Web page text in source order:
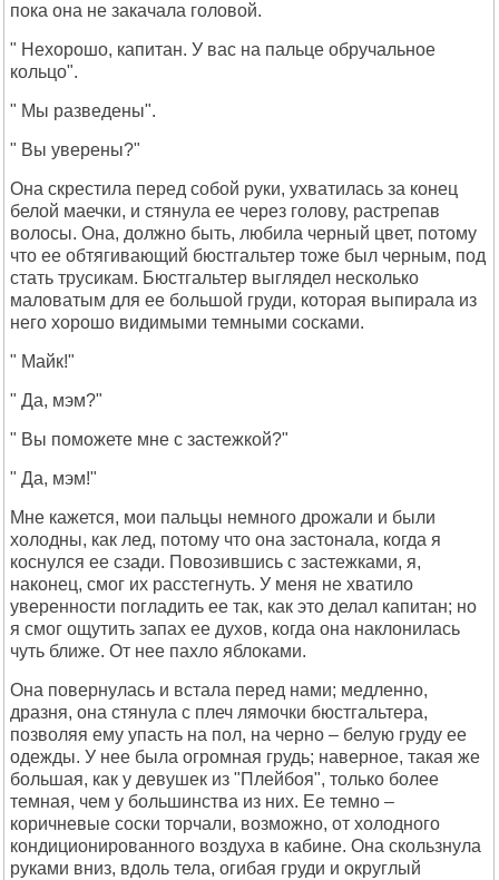
пока она не закачала головой.
" Нехорошо, капитан. У вас на пальце обручальное
кольцо".
" Мы разведены".
" Вы уверены?"
Она скрестила перед собой руки, ухватилась за конец
белой маечки, и стянула ее через голову, растрепав
волосы. Она, должно быть, любила черный цвет, потому
что ее обтягивающий бюстгальтер тоже был черным, под
стать трусикам. Бюстгальтер выглядел несколько
маловатым для ее большой груди, которая выпирала из
него хорошо видимыми темными сосками.
" Майк!"
" Да, мэм?"
" Вы поможете мне с застежкой?"
" Да, мэм!"
Мне кажется, мои пальцы немного дрожали и были
холодны, как лед, потому что она застонала, когда я
коснулся ее сзади. Повозившись с застежками, я,
наконец, смог их расстегнуть. У меня не хватило
уверенности погладить ее так, как это делал капитан; но
я смог ощутить запах ее духов, когда она наклонилась
чуть ближе. От нее пахло яблоками.
Она повернулась и встала перед нами; медленно,
дразня, она стянула с плеч лямочки бюстгальтера,
позволяя ему упасть на пол, на черно – белую груду ее
одежды. У нее была огромная грудь; наверное, такая же
большая, как у девушек из "Плейбоя", только более
темная, чем у большинства из них. Ее темно –
коричневые соски торчали, возможно, от холодного
кондиционированного воздуха в кабине. Она скользнула
руками вниз, вдоль тела, огибая груди и округлый